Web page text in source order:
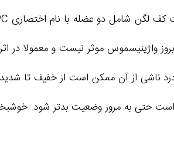
واژینیسموس موثر نیست و معمولا در
ناشی از آن ممکن است از خفیف تا
حتی به مرور وضعیت بدتر شود.